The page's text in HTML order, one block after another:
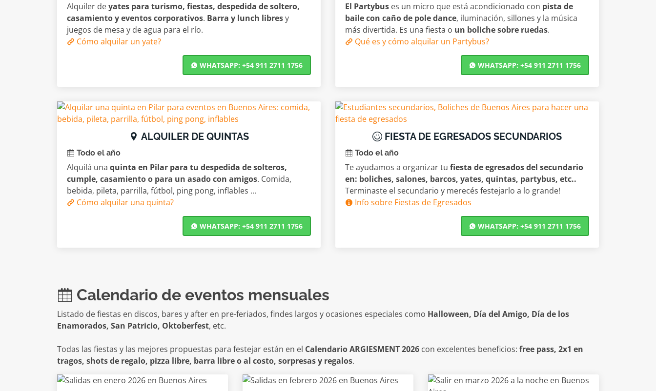
Alquiler deyates para turismo, fiestas, despedida de soltero,
casamiento y eventos corporativos. Barra y lunch libresy
juegos de mesa y de agua para el río.
Cómo alquilar un yate?
WHATSAPP: +54 911 2711 1756
El Partybus es un micro que está acondicionado con pista de
baile con caño de pole dance, iluminación, sillones y la música
más divertida. Es una fiesta o un boliche sobre ruedas.
Qué es y cómo alquilar un Partybus?
WHATSAPP: +54 911 2711 1756
ALQUILER DE QUINTAS
Todo el año
Alquilá una quinta en Pilar para tu despedida de solteros,
cumple, casamiento o para un asado con amigos. Comida,
bebida, pileta, parrilla, fútbol, ping pong, inflables ...
Cómo alquilar una quinta?
WHATSAPP: +54 911 2711 1756
FIESTA DE EGRESADOS SECUNDARIOS
Todo el año
Te ayudamos a organizar tu fiesta de egresados del secundario
en: boliches, salones, barcos, yates, quintas, partybus, etc..
Terminaste el secundario y merecés festejarlo a lo grande!
Info sobre Fiestas de Egresados
WHATSAPP: +54 911 2711 1756
Calendario de eventos mensuales
Listado de fiestas en discos, bares y after en pre-feriados, findes largos y ocasiones especiales como Halloween, Día del Amigo, Día de los
Enamorados, San Patricio, Oktoberfest, etc.
Todas las fiestas y las mejores propuestas para festejar están en el Calendario ARGIESMENT 2026 con excelentes beneficios: free pass, 2x1 en
tragos, shots de regalo, pizza libre, barra libre o al costo, sorpresas y regalos.